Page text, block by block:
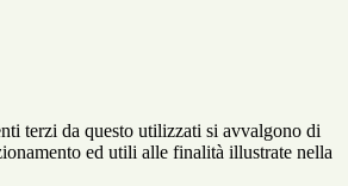
terzi da questo utilizzati si avvalgono di
ed utili alle finalità illustrate nella